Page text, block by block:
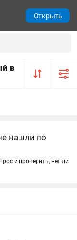
в
нашли по
и проверить, нет ли
Открыть